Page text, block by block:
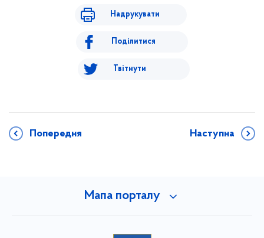
Надрукувати
Поділитися
Твітнути
Попередня Наступна
Мапа порталу